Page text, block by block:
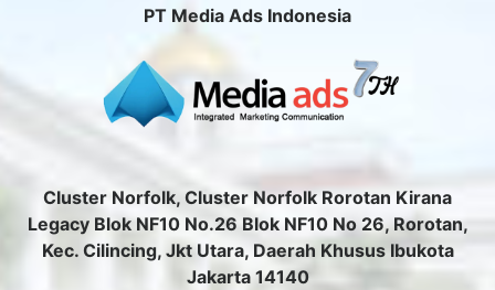
PT Media Ads Indonesia
Cluster Norfolk, Cluster Norfolk Rorotan Kirana
Legacy Blok NF10 No.26 Blok NF10 No 26, Rorotan,
Kec. Cilincing, Jkt Utara, Daerah Khusus Ibukota
Jakarta 14140